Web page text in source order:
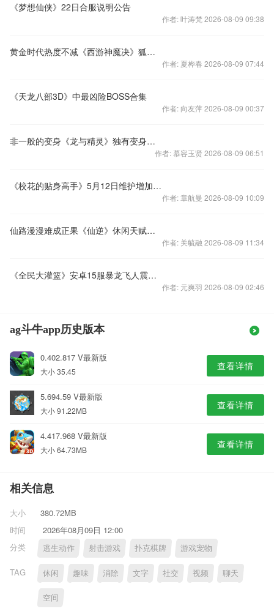
《梦想仙侠》22日合服说明公告
作者: 叶涛梵 2026-08-09 09:38
黄金时代热度不减《西游神魔决》狐不归引爆知乎
作者: 夏桦春 2026-08-09 07:44
《天龙八部3D》中最凶险BOSS合集
作者: 向友萍 2026-08-09 00:37
非一般的变身《龙与精灵》独有变身技能助你超神
作者: 慕容玉贤 2026-08-09 06:51
《校花的贴身高手》5月12日维护增加坐骑钥匙
作者: 章航曼 2026-08-09 10:09
仙路漫漫难成正果《仙逆》休闲天赋邀你来测
作者: 关毓融 2026-08-09 11:34
《全民大灌篮》安卓15服暴龙飞人震撼开启
作者: 元爽羽 2026-08-09 02:46
ag斗牛app历史版本
0.402.817 V最新版
大小 35.45 查看详情
5.694.59 V最新版
大小 91.22MB 查看详情
4.417.968 V最新版
大小 64.73MB 查看详情
相关信息
大小
380.72MB
时间
2026年08月09日 12:00
分类
逃生动作 射击游戏 扑克棋牌 游戏宠物
TAG 休闲 趣味 消除 文字 社交 视频 聊天
空间